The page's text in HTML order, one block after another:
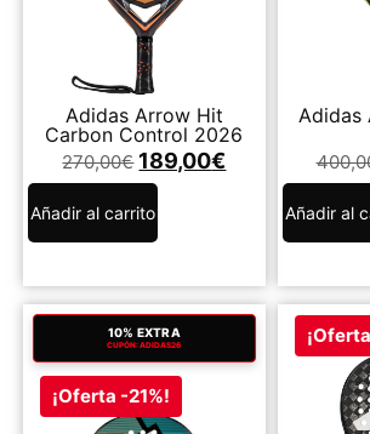
Adidas Arrow Hit
Carbon Control 2026
270,00€ 189,00€
Añadir al carrito
Adidas
Añadir al
10% EXTRA
CUPÓN: ADIDAS26
¡Oferta -21%!